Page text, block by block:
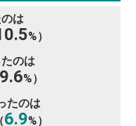
は
%）
のは
9.6%）
たのは
6.9%）